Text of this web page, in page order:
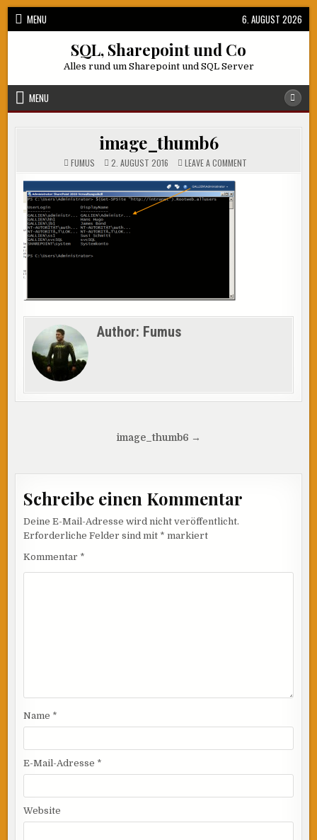
Skip
MENU 6. AUGUST 2026
SQL, Sharepoint und Co
Alles rund um Sharepoint und SQL Server
MENU
image_thumb6
FUMUS 2. AUGUST 2016 LEAVE A COMMENTON
Author: Fumus
Beitragsnavigation
image_thumb6 →
Schreibe einen Kommentar
Deine E-Mail-Adresse wird nicht veröffentlicht.
Erforderliche Felder sind mit * markiert
Kommentar *
Name *
E-Mail-Adresse *
Website